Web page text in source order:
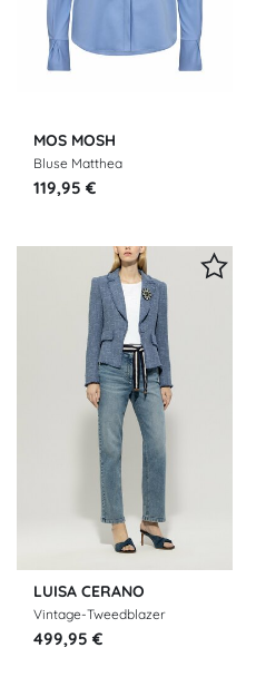
MOS MOSH
Bluse Matthea
119,95 €
LUISA CERANO
Vintage-Tweedblazer
499,95 €